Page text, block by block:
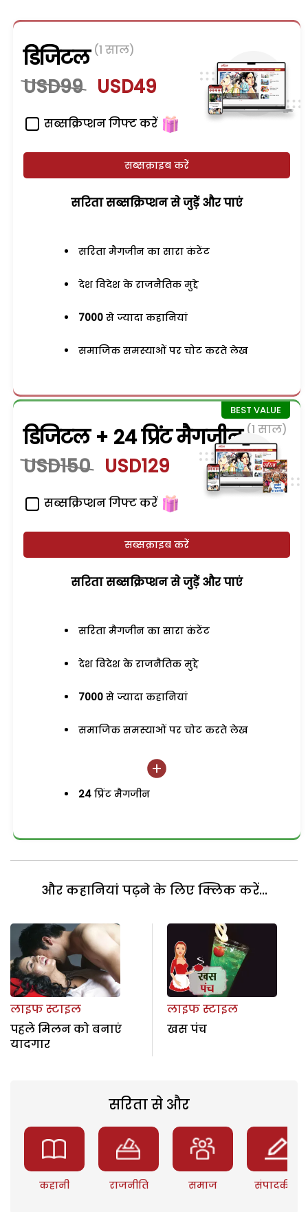
डिजिटल (1 साल)
USD99 USD49
सब्सक्रिप्शन गिफ्ट करें
सब्सक्राइब करें
सरिता सब्सक्रिप्शन से जुड़ेें और पाएं
सरिता मैगजीन का सारा कंटेंट
देश विदेश के राजनैतिक मुद्दे
7000 से ज्यादा कहानियां
समाजिक समस्याओं पर चोट करते लेख
डिजिटल + 24 प्रिंट मैगजीन (1 साल)
USD150 USD129
सब्सक्रिप्शन गिफ्ट करें
सब्सक्राइब करें
सरिता सब्सक्रिप्शन से जुड़ेें और पाएं
सरिता मैगजीन का सारा कंटेंट
देश विदेश के राजनैतिक मुद्दे
7000 से ज्यादा कहानियां
समाजिक समस्याओं पर चोट करते लेख
24 प्रिंट मैगजीन
और कहानियां पढ़ने के लिए क्लिक करें...
लाइफ स्टाइल
पहले मिलन को बनाएं
यादगार
लाइफ स्टाइल
खस पंच
सरिता से और
कहानी राजनीति समाज संपादकीय